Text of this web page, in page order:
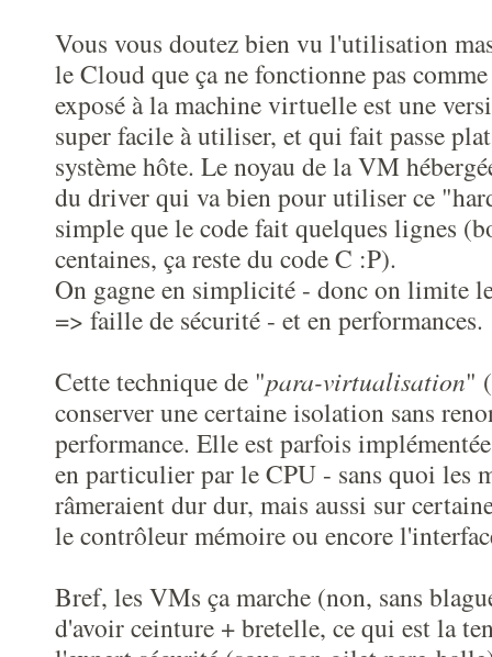
Vous vous doutez bien vu l'utilisation
le Cloud que ça ne fonctionne pas
exposé à la machine virtuelle est une
super facile à utiliser, et qui fait passe
système hôte. Le noyau de la VM
du driver qui va bien pour utiliser ce
simple que le code fait quelques lignes
centaines, ça reste du code C :P).
On gagne en simplicité - donc on limite
=> faille de sécurité - et en performances.
Cette technique de "para-virtualisation"
conserver une certaine isolation sans
performance. Elle est parfois
en particulier par le CPU - sans quoi les
râmeraient dur dur, mais aussi sur
le contrôleur mémoire ou encore
Bref, les VMs ça marche (non, sans
d'avoir ceinture + bretelle, ce qui est la